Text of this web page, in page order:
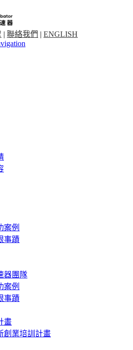
| 聯絡我們 | ENGLISH
案例
事蹟
器團隊
案例
事蹟
畫
創業培訓計畫